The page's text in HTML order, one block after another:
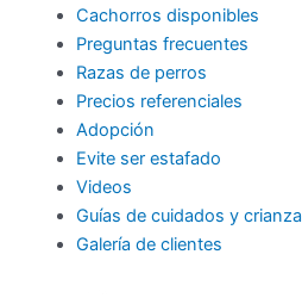
Cachorros disponibles
Preguntas frecuentes
Razas de perros
Precios referenciales
Adopción
Evite ser estafado
Videos
Guías de cuidados y crianza
Galería de clientes